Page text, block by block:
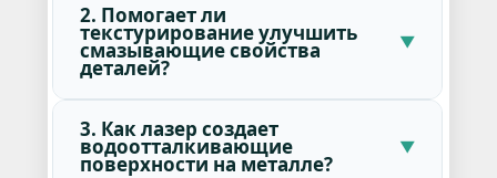
2. Помогает ли
текстурирование улучшить
смазывающие свойства
деталей?
3. Как лазер создает
водоотталкивающие
поверхности на металле?